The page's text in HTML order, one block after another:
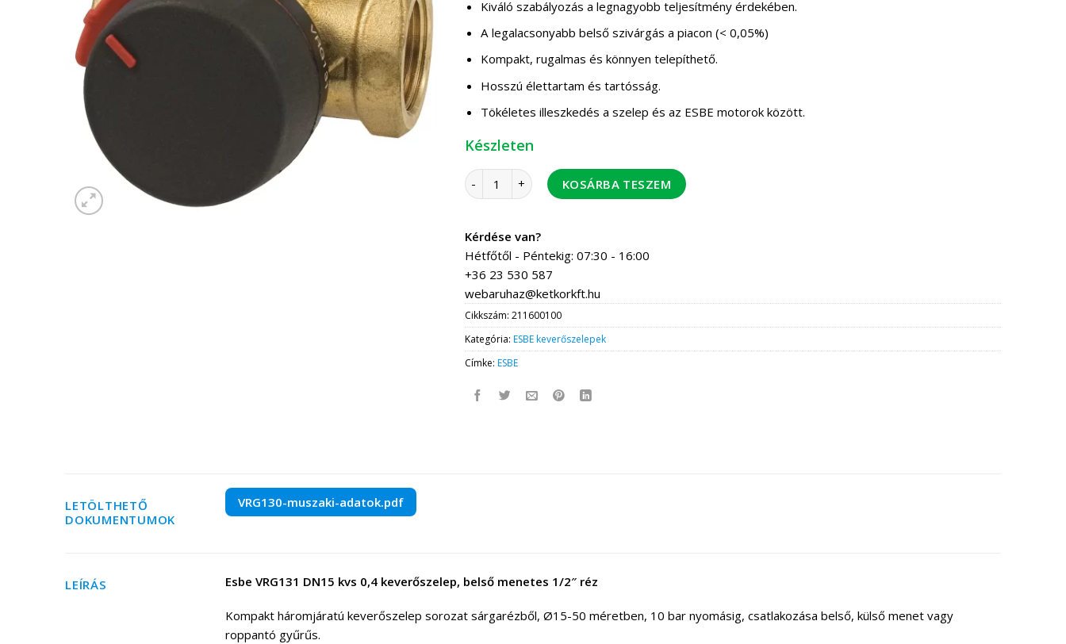
Kiváló szabályozás a legnagyobb teljesítmény érdekében.
A legalacsonyabb belső szivárgás a piacon (< 0,05%)
Kompakt, rugalmas és könnyen telepíthető.
Hosszú élettartam és tartósság.
Tökéletes illeszkedés a szelep és az ESBE motorok között.
Készleten
ESBE VRG131/15-0,4 keverőszelep BM 1/2" mennyiség
KOSÁRBA TESZEM
Kérdése van?
Hétfőtől - Péntekig: 07:30 - 16:00
+36 23 530 587
webaruhaz@ketkorkft.hu
Cikkszám:211600100
Kategória:ESBE keverőszelepek
Címke:ESBE
LETÖLTHETŐ
DOKUMENTUMOK
VRG130-muszaki-adatok.pdf
LEÍRÁS Esbe VRG131 DN15 kvs 0,4 keverőszelep, belső menetes 1/2″ réz
Kompakt háromjáratú keverőszelep sorozat sárgarézből, Ø15-50 méretben, 10 bar nyomásig, csatlakozása belső, külső menet vagy
roppantó gyűrűs.